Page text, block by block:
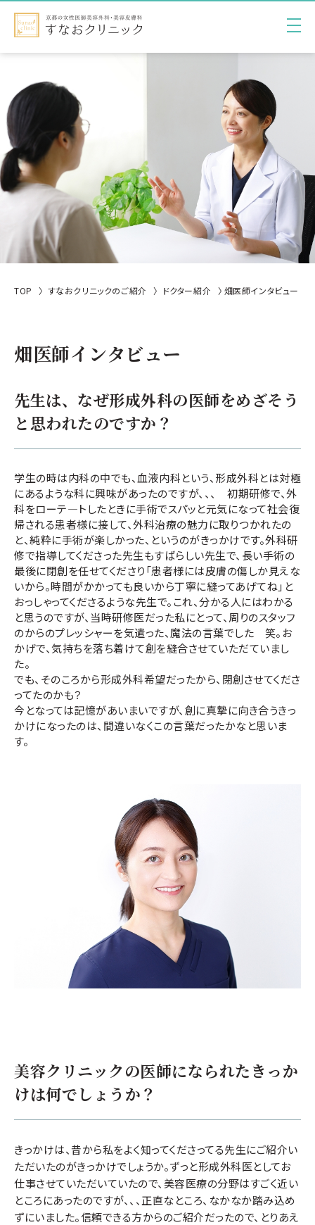
TOP すなおクリニックのご紹介 ドクター紹介 畑医師インタビュー
畑医師インタビュー
先生は、なぜ形成外科の医師をめざそう
と思われたのですか？
学生の時は内科の中でも、血液内科という、形成外科とは対極
にあるような科に興味があったのですが、、、 初期研修で、外
科をローテ―トしたときに手術でスパッと元気になって社会復
帰される患者様に接して、外科治療の魅力に取りつかれたの
と、純粋に手術が楽しかった、というのがきっかけです。外科研
修で指導してくださった先生もすばらしい先生で、長い手術の
最後に閉創を任せてくださり「患者様には皮膚の傷しか見えな
いから。時間がかかっても良いから丁寧に縫ってあげてね」と
おっしゃってくださるような先生で。これ、分かる人にはわかる
と思うのですが、当時研修医だった私にとって、周りのスタッフ
のからのプレッシャーを気遣った、魔法の言葉でした 笑。お
かげで、気持ちを落ち着けて創を縫合させていただていまし
た。
でも、そのころから形成外科希望だったから、閉創させてくださ
ってたのかも？
今となっては記憶があいまいですが、創に真摯に向き合うきっ
かけになったのは、間違いなくこの言葉だったかなと思いま
す。
美容クリニックの医師になられたきっか
けは何でしょうか？
きっかけは、昔から私をよく知ってくださってる先生にご紹介い
ただいたのがきっかけでしょうか。ずっと形成外科医としてお
仕事させていただいていたので、美容医療の分野はすごく近い
ところにあったのですが、、、正直なところ、なかなか踏み込め
ずにいました。信頼できる方からのご紹介だったので、とりあえ